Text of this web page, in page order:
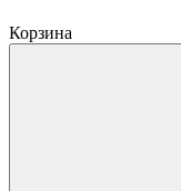
Корзина